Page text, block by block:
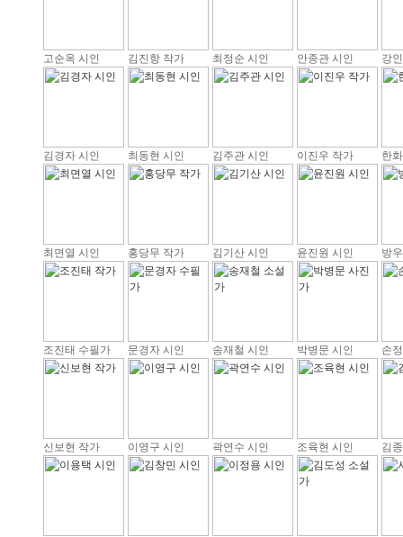
고순옥 시인 김진항 작가 최정순 시인 안종관 시인 강
김경자 시인 최동현 시인 김주관 시인 이진우 작가 한
최면열 시인 홍당무 작가 김기산 시인 윤진원 시인 방
조진태 수필가 문경자 시인 송재철 시인 박병문 시인 손
신보현 작가 이영구 시인 곽연수 시인 조육현 시인 김